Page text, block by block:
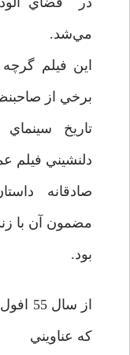
مي‌شد.
اين فيلم
برخي از
دلنشيني فيلم
صادقانه
مضمون آن با
بود.
از
كه عناويني